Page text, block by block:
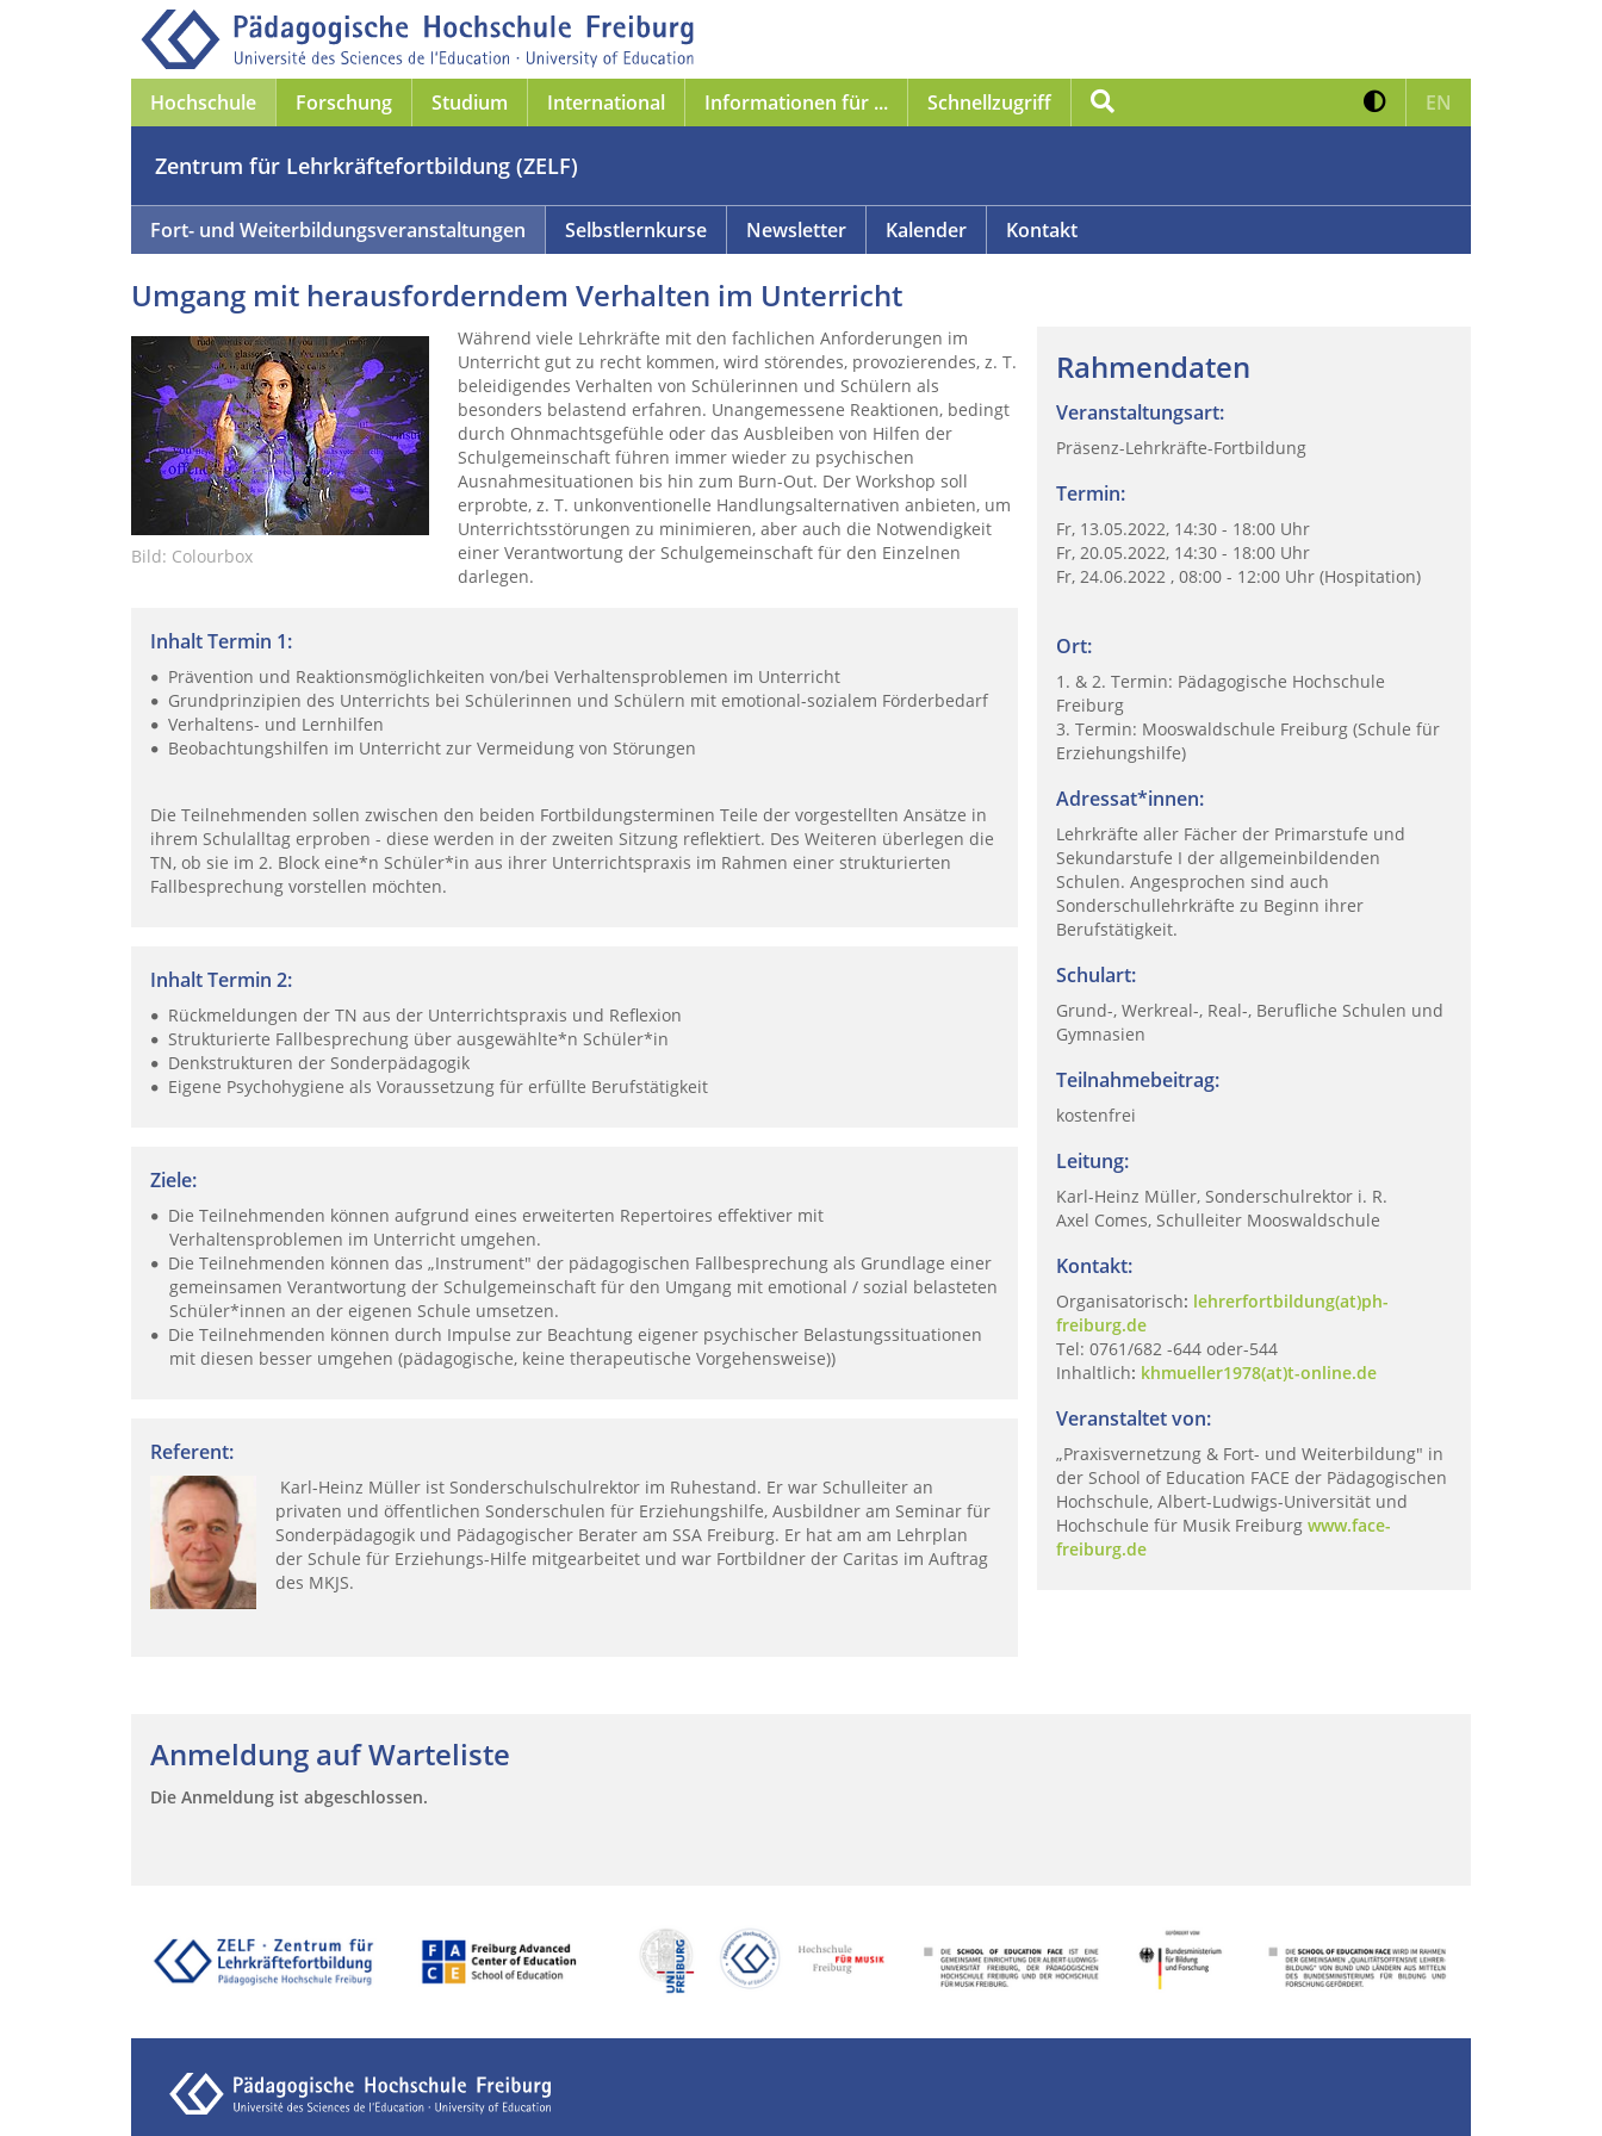
Hochschule Forschung Studium International Informationen für ... Schnellzugriff Kontrast erhöhen
EN
Zentrum für Lehrkräftefortbildung (ZELF)
Fort- und Weiterbildungsveranstaltungen Selbstlernkurse Newsletter Kalender Kontakt
Umgang mit herausforderndem Verhalten im Unterricht
Bild: Colourbox
Während viele Lehrkräfte mit den fachlichen Anforderungen im
Unterricht gut zu recht kommen, wird störendes, provozierendes, z. T.
beleidigendes Verhalten von Schülerinnen und Schülern als
besonders belastend erfahren. Unangemessene Reaktionen, bedingt
durch Ohnmachtsgefühle oder das Ausbleiben von Hilfen der
Schulgemeinschaft führen immer wieder zu psychischen
Ausnahmesituationen bis hin zum Burn-Out. Der Workshop soll
erprobte, z. T. unkonventionelle Handlungsalternativen anbieten, um
Unterrichtsstörungen zu minimieren, aber auch die Notwendigkeit
einer Verantwortung der Schulgemeinschaft für den Einzelnen
darlegen.
Inhalt Termin 1:
Prävention und Reaktionsmöglichkeiten von/bei Verhaltensproblemen im Unterricht
Grundprinzipien des Unterrichts bei Schülerinnen und Schülern mit emotional-sozialem Förderbedarf
Verhaltens- und Lernhilfen
Beobachtungshilfen im Unterricht zur Vermeidung von Störungen
Die Teilnehmenden sollen zwischen den beiden Fortbildungsterminen Teile der vorgestellten Ansätze in
ihrem Schulalltag erproben - diese werden in der zweiten Sitzung reflektiert. Des Weiteren überlegen die
TN, ob sie im 2. Block eine*n Schüler*in aus ihrer Unterrichtspraxis im Rahmen einer strukturierten
Fallbesprechung vorstellen möchten.
Inhalt Termin 2:
Rückmeldungen der TN aus der Unterrichtspraxis und Reflexion
Strukturierte Fallbesprechung über ausgewählte*n Schüler*in
Denkstrukturen der Sonderpädagogik
Eigene Psychohygiene als Voraussetzung für erfüllte Berufstätigkeit
Ziele:
Die Teilnehmenden können aufgrund eines erweiterten Repertoires effektiver mit
Verhaltensproblemen im Unterricht umgehen.
Die Teilnehmenden können das „Instrument" der pädagogischen Fallbesprechung als Grundlage einer
gemeinsamen Verantwortung der Schulgemeinschaft für den Umgang mit emotional / sozial belasteten
Schüler*innen an der eigenen Schule umsetzen.
Die Teilnehmenden können durch Impulse zur Beachtung eigener psychischer Belastungssituationen
mit diesen besser umgehen (pädagogische, keine therapeutische Vorgehensweise))
Referent:
Karl-Heinz Müller ist Sonderschulschulrektor im Ruhestand. Er war Schulleiter an
privaten und öffentlichen Sonderschulen für Erziehungshilfe, Ausbildner am Seminar für
Sonderpädagogik und Pädagogischer Berater am SSA Freiburg. Er hat am am Lehrplan
der Schule für Erziehungs-Hilfe mitgearbeitet und war Fortbildner der Caritas im Auftrag
des MKJS.
Rahmendaten
Veranstaltungsart:
Präsenz-Lehrkräfte-Fortbildung
Termin:
Fr, 13.05.2022, 14:30 - 18:00 Uhr
Fr, 20.05.2022, 14:30 - 18:00 Uhr
Fr, 24.06.2022 , 08:00 - 12:00 Uhr (Hospitation)
Ort:
1. & 2. Termin: Pädagogische Hochschule
Freiburg
3. Termin: Mooswaldschule Freiburg (Schule für
Erziehungshilfe)
Adressat*innen:
Lehrkräfte aller Fächer der Primarstufe und
Sekundarstufe I der allgemeinbildenden
Schulen. Angesprochen sind auch
Sonderschullehrkräfte zu Beginn ihrer
Berufstätigkeit.
Schulart:
Grund-, Werkreal-, Real-, Berufliche Schulen und
Gymnasien
Teilnahmebeitrag:
kostenfrei
Leitung:
Karl-Heinz Müller, Sonderschulrektor i. R.
Axel Comes, Schulleiter Mooswaldschule
Kontakt:
Organisatorisch: lehrerfortbildung(at)ph-
freiburg.de
Tel: 0761/682 -644 oder-544
Inhaltlich: khmueller1978(at)t-online.de
Veranstaltet von:
„Praxisvernetzung & Fort- und Weiterbildung" in
der School of Education FACE der Pädagogischen
Hochschule, Albert-Ludwigs-Universität und
Hochschule für Musik Freiburg www.face-
freiburg.de
Anmeldung auf Warteliste
Die Anmeldung ist abgeschlossen.